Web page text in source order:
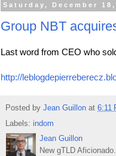
Saturday, December 18,
Group NBT
Last word from CEO who
http://
Posted by Jean Guillon at 6:11
Labels: indom
Jean Guillon
New gTLD